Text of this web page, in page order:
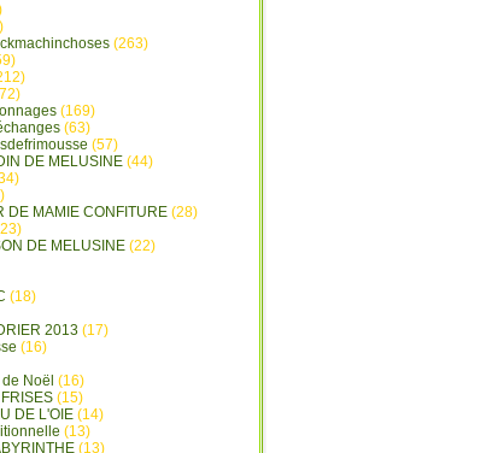
(263)
(169)
(63)
(57)
DE MELUSINE (44)
DE MAMIE CONFITURE (28)
DE MELUSINE (22)
(18)
2013 (17)
(16)
Noël (16)
(15)
DE L'OIE (14)
(13)
(13)